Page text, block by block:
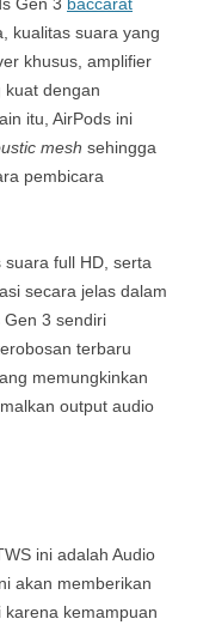
kualitas suara yang
khusus, amplifier
kuat dengan
itu, AirPods ini
mesh sehingga
pembicara
suara full HD, serta
secara jelas dalam
Gen 3 sendiri
terbaru
memungkinkan
output audio
ini adalah Audio
akan memberikan
kemampuan